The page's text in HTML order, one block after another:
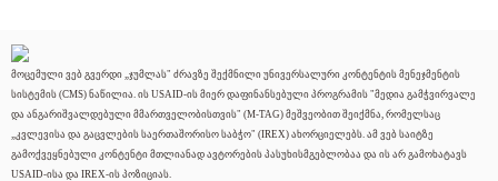
მოცემული ვებ გვერდი „ჯუმლას" ძრავზე შექმნილი უნივერსალური კონტენტის მენეჯმენტის
სისტემის (CMS) ნაწილია. ის USAID-ის მიერ დაფინანსებული პროგრამის "მედია გამჭვირვალე
და ანგარიშვალდებული მმართველობისთვის" (M-TAG) მეშვეობით შეიქმნა, რომელსაც
„კვლევისა და გაცვლების საერთაშორისო საბჭო" (IREX) ახორციელებს. ამ ვებ საიტზე
გამოქვეყნებული კონტენტი მთლიანად ავტორების პასუხისმგებლობაა და ის არ გამოხატავს
USAID-ისა და IREX-ის პოზიციას.